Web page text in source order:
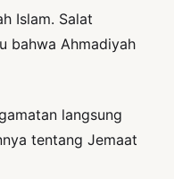
Islam. Salat
bahwa Ahmadiyah
langsung
tentang Jemaat